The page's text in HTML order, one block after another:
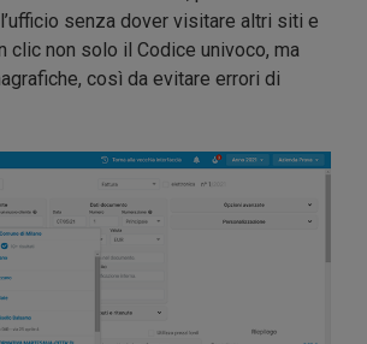
senza dover visitare altri siti e
clic non solo il Codice univoco, ma
così da evitare errori di